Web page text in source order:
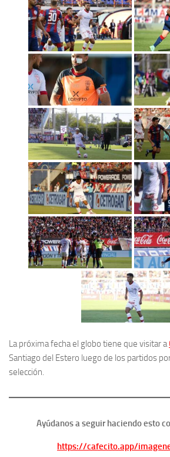
La próxima fecha el globo tiene que visitar a
Santiago del Estero luego de los partidos
selección.
Ayúdanos a seguir haciendo esto
https://cafecito.app/